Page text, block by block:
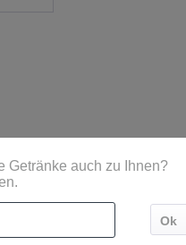
besonders
Telefon: 07444/ 670